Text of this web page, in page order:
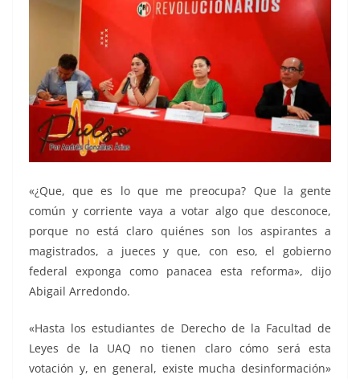
«¿Que, que es lo que me preocupa? Que la gente
común y corriente vaya a votar algo que desconoce,
porque no está claro quiénes son los aspirantes a
magistrados, a jueces y que, con eso, el gobierno
federal exponga como panacea esta reforma», dijo
Abigail Arredondo.
«Hasta los estudiantes de Derecho de la Facultad de
Leyes de la UAQ no tienen claro cómo será esta
votación y, en general, existe mucha desinformación»